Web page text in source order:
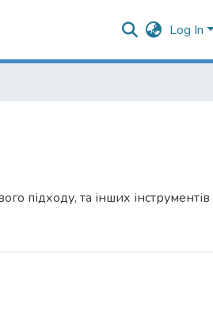
Log In
підходу, та інших інструментів